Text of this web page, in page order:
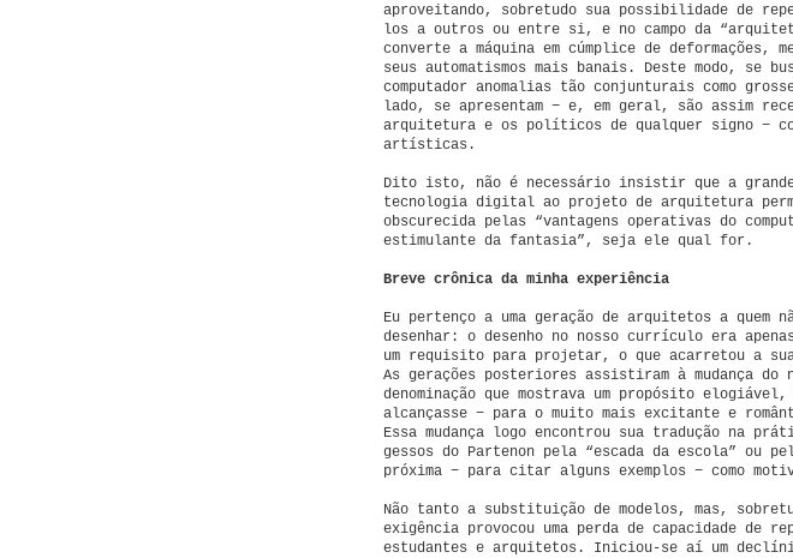
aproveitando, sobretudo sua possibilidade de
los a outros ou entre si, e no campo da
converte a máquina em cúmplice de deformações,
seus automatismos mais banais. Deste modo, se
computador anomalias tão conjunturais como
lado, se apresentam − e, em geral, são assim
arquitetura e os políticos de qualquer signo −
artísticas.
Dito isto, não é necessário insistir que a
tecnologia digital ao projeto de arquitetura
obscurecida pelas “vantagens operativas do
estimulante da fantasia”, seja ele qual for.
Breve crônica da minha experiência
Eu pertenço a uma geração de arquitetos a quem
desenhar: o desenho no nosso currículo era
um requisito para projetar, o que acarretou a
As gerações posteriores assistiram à mudança do
denominação que mostrava um propósito elogiável,
alcançasse − para o muito mais excitante e
Essa mudança logo encontrou sua tradução na
gessos do Partenon pela “escada da escola” ou
próxima − para citar alguns exemplos − como
Não tanto a substituição de modelos, mas,
exigência provocou uma perda de capacidade de
estudantes e arquitetos. Iniciou-se aí um